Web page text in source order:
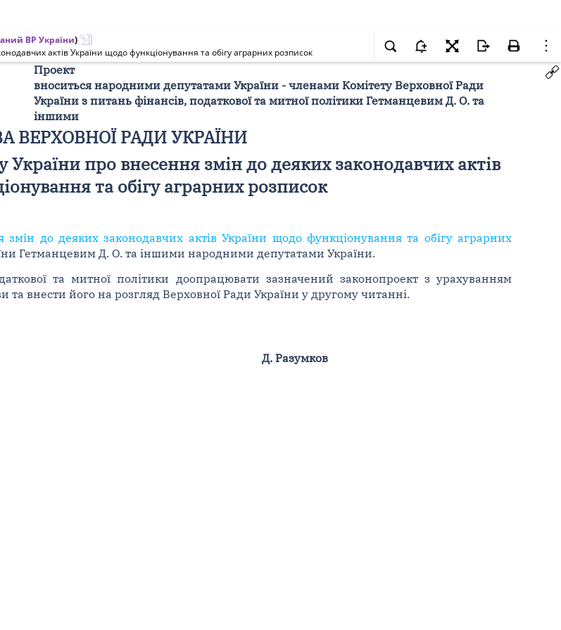
ВР України)
актів України щодо функціонування та обігу аграрних розписок